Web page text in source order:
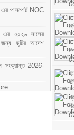
এর পাসপোর্ট NOC
এর ২০২৬ সালের
জন্য ছুটির আদেশ
সংক্রান্ত 2026-